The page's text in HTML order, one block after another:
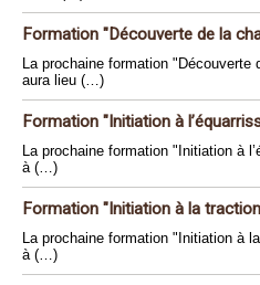
Formation "Découverte de la
La prochaine formation "Découverte
aura lieu (…)
Formation "Initiation à
La prochaine formation "Initiation à
à (…)
Formation "Initiation à la
La prochaine formation "Initiation à
à (…)